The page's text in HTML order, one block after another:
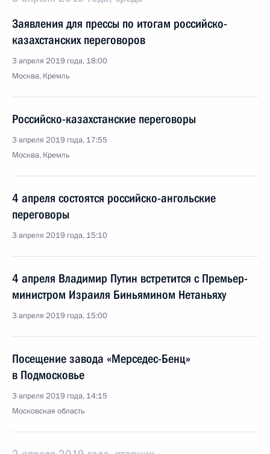
Заявления для прессы по итогам российско-
казахстанских переговоров
3 апреля 2019 года, 18:00
Москва, Кремль
Российско-казахстанские переговоры
3 апреля 2019 года, 17:55
Москва, Кремль
4 апреля состоятся российско-ангольские
переговоры
3 апреля 2019 года, 15:10
4 апреля Владимир Путин встретится с Премьер-
министром Израиля Биньямином Нетаньяху
3 апреля 2019 года, 15:00
Посещение завода «Мерседес-Бенц»
в Подмосковье
3 апреля 2019 года, 14:15
Московская область